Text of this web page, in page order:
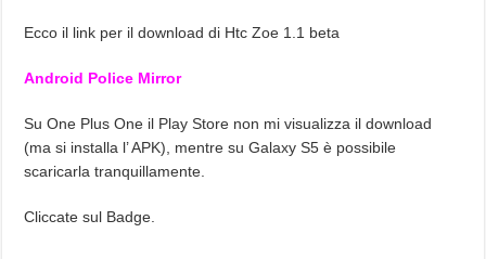
Ecco il link per il download di Htc Zoe 1.1 beta
Android Police Mirror
Su One Plus One il Play Store non mi visualizza il download
(ma si installa l’ APK), mentre su Galaxy S5 è possibile
scaricarla tranquillamente.
Cliccate sul Badge.